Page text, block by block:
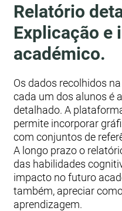
Relatório
Explicação e
académico.
Os dados recolhidos
cada um dos alunos é
detalhado. A
permite incorporar
com conjuntos de
A longo prazo o
das habilidades
impacto no futuro
também, apreciar
aprendizagem.